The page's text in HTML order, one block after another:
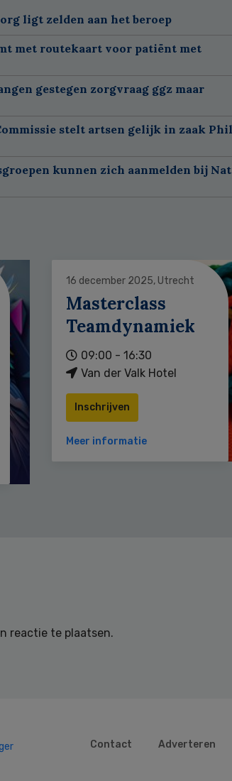
ligt zelden aan het beroep
met routekaart voor patiënt met
gestegen zorgvraag ggz maar
stelt artsen gelijk in zaak
kunnen zich aanmelden bij
16 december 2025, Utrecht
Masterclass
Teamdynamiek
09:00 - 16:30
Van der Valk Hotel
Inschrijven
Meer informatie
reactie te plaatsen.
Contact Adverteren